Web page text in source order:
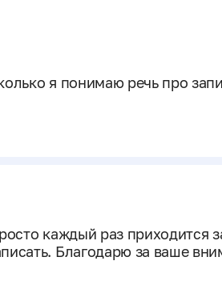
я понимаю речь про
каждый раз приходится
Благодарю за ваше